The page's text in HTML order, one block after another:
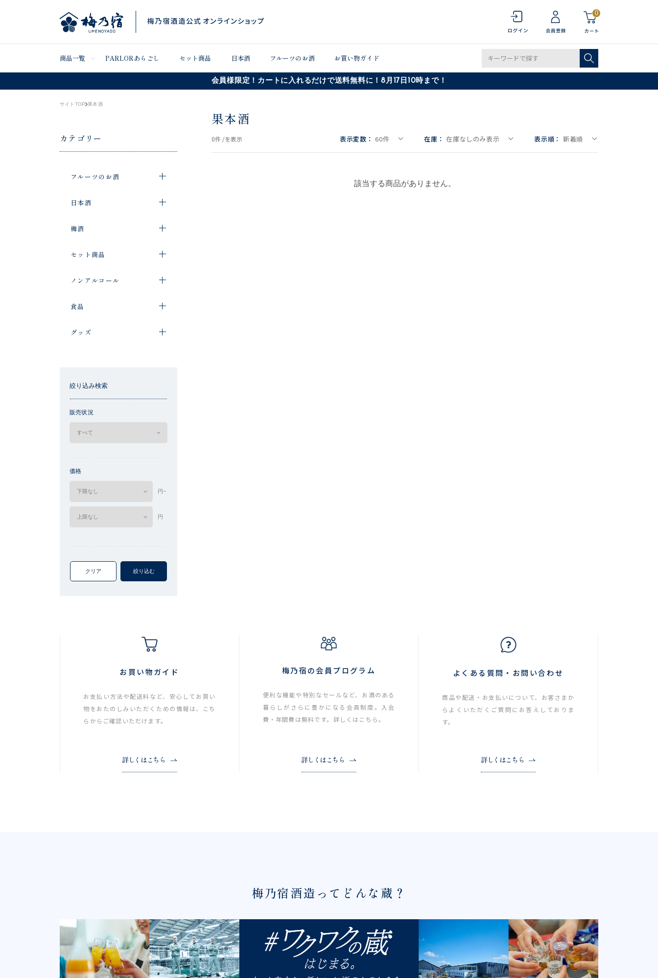
0
商品一覧 PARLORあらごし セット商品 日本酒 フルーツのお酒 お買い物ガイド
会員様限定！カートに入れるだけで送料無料に！8月17日10時まで！
サイトTOP 果本酒
カテゴリー
フルーツのお酒
日本酒
梅酒
セット商品
ノンアルコール
食品
グッズ
絞り込み検索
販売状況
価格
円~
円
クリア 絞り込む
果本酒
0件 /を表示 表示変数： 60件 在庫： 在庫なしのみ表示 表示順： 新着順
該当する商品がありません。
お買い物ガイド
お支払い方法や配送料など、安心してお買い
物をおたのしみいただくための情報は、こち
らからご確認いただけます。
詳しくはこちら
梅乃宿の会員プログラム
便利な機能や特別なセールなど、お酒のある
暮らしがさらに豊かになる会員制度。入会
費・年間費は無料です。詳しくはこちら。
詳しくはこちら
よくある質問・お問い合わせ
商品や配送・お支払いについて、お客さまか
らよくいただくご質問にお答えしておりま
す。
詳しくはこちら
梅乃宿酒造ってどんな蔵？